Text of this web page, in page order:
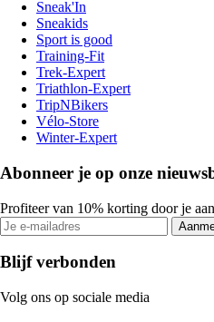
Sneak'In
Sneakids
Sport is good
Training-Fit
Trek-Expert
Triathlon-Expert
TripNBikers
Vélo-Store
Winter-Expert
Abonneer je op onze
Profiteer van 10% korting door je
Blijf verbonden
Volg ons op sociale media